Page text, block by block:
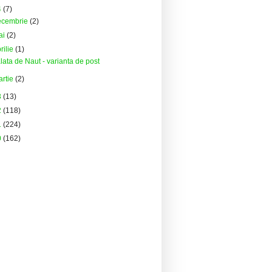
(7)
(2)
(2)
(1)
de Naut - varianta de post
(2)
(13)
(118)
(224)
(162)